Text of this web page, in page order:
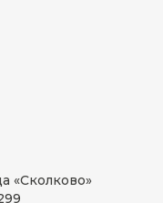
«Сколково»